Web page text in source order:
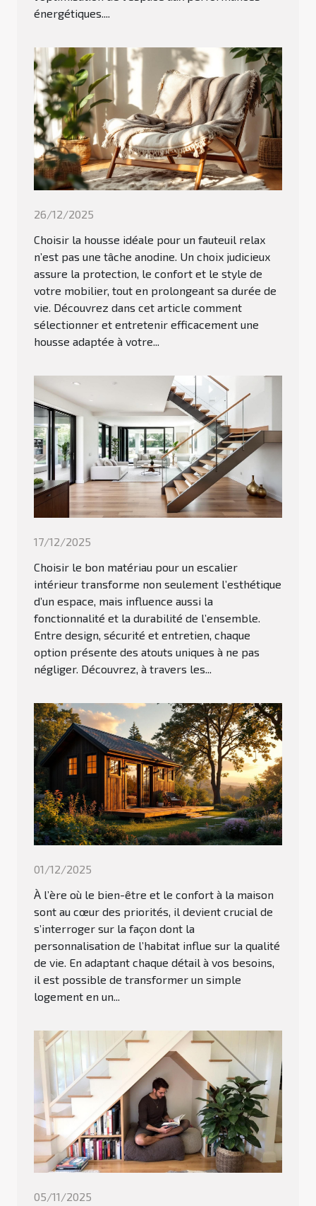
énergétiques....
26/12/2025
Choisir la housse idéale pour un fauteuil relax
n’est pas une tâche anodine. Un choix judicieux
assure la protection, le confort et le style de
votre mobilier, tout en prolongeant sa durée de
vie. Découvrez dans cet article comment
sélectionner et entretenir efficacement une
housse adaptée à votre...
17/12/2025
Choisir le bon matériau pour un escalier
intérieur transforme non seulement l’esthétique
d’un espace, mais influence aussi la
fonctionnalité et la durabilité de l’ensemble.
Entre design, sécurité et entretien, chaque
option présente des atouts uniques à ne pas
négliger. Découvrez, à travers les...
01/12/2025
À l’ère où le bien-être et le confort à la maison
sont au cœur des priorités, il devient crucial de
s’interroger sur la façon dont la
personnalisation de l’habitat influe sur la qualité
de vie. En adaptant chaque détail à vos besoins,
il est possible de transformer un simple
logement en un...
05/11/2025